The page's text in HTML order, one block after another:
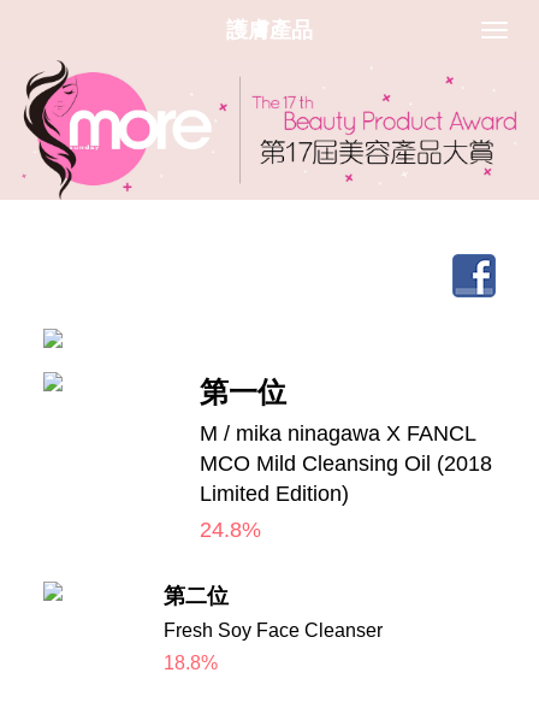
護膚產品
第一位
M / mika ninagawa X FANCL
MCO Mild Cleansing Oil (2018
Limited Edition)
24.8%
第二位
Fresh Soy Face Cleanser
18.8%